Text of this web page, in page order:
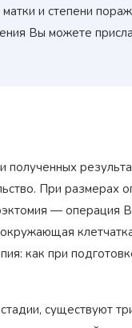
и степени
Вы можете
полученных
При размерах
— операция
как при
существуют